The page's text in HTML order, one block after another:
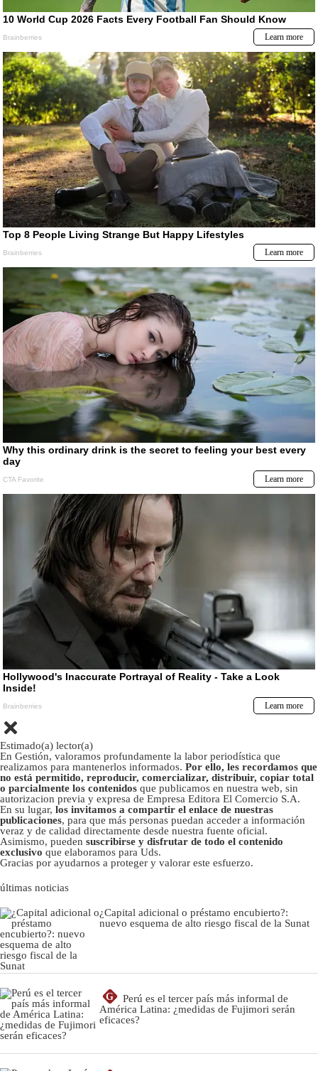
Estimado(a) lector(a)
En Gestión, valoramos profundamente la labor periodística que
realizamos para mantenerlos informados. Por ello, les recordamos que
no está permitido, reproducir, comercializar, distribuir, copiar total
o parcialmente los contenidos que publicamos en nuestra web, sin
autorizacion previa y expresa de Empresa Editora El Comercio S.A.
En su lugar, los invitamos a compartir el enlace de nuestras
publicaciones, para que más personas puedan acceder a información
veraz y de calidad directamente desde nuestra fuente oficial.
Asimismo, pueden suscribirse y disfrutar de todo el contenido
exclusivo que elaboramos para Uds.
Gracias por ayudarnos a proteger y valorar este esfuerzo.
últimas noticias
¿Capital adicional o préstamo encubierto?:
nuevo esquema de alto riesgo fiscal de la Sunat
G
Perú es el tercer país más informal de
América Latina: ¿medidas de Fujimori serán
eficaces?